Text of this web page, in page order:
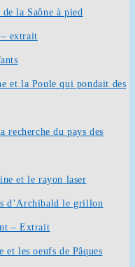
la Saône à pied
– extrait
et la Poule qui pondait des
du pays des
et le rayon laser
d’Archibald le grillon
– Extrait
et les oeufs de Pâques